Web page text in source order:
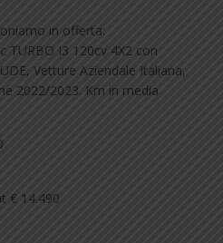
in offerta:
TURBO I3 120cv 4X2 con
Vetture Aziendale Italiana,
2022/2023. Km in media
€ 14.490